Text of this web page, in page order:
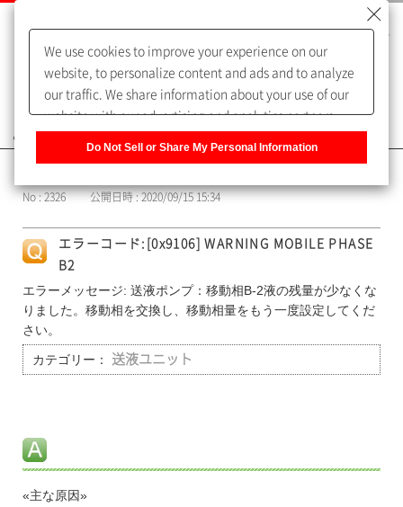
よくあるご質問（FAQ）
No : 2326 公開日時 : 2020/09/15 15:34
エラーコード:[0x9106] WARNING MOBILE PHASE
B2
エラーメッセージ: 送液ポンプ：移動相B-2液の残量が少なくな
りました。移動相を交換し、移動相量をもう一度設定してくだ
さい。
カテゴリー： 送液ユニット
«主な原因»
We use cookies to improve your experience on our
website, to personalize content and ads and to analyze
our traffic. We share information about your use of our
website with our advertising and analytics partners,
of our sharing information about you with our partners.
Information] to customize your cookie settings on our
website.
Do Not Sell or Share My Personal Information